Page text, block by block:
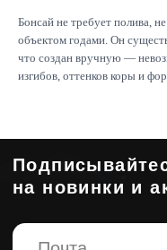
Бонсай не требует полива,
объектом годами. Он
что создан вручную —
изгибов, оттенков коры и
Маленькие деревья
Средние деревья
Напольные деревья
Фантастические персонажи
О компании
Корпоративным клиентам